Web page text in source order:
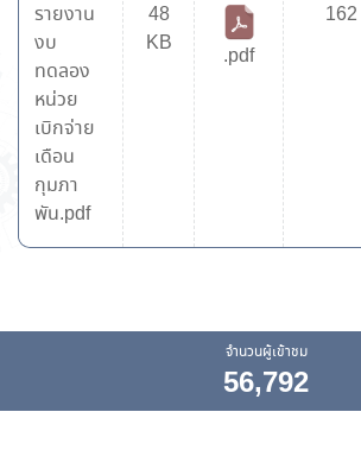
รายงาน
งบ
ทดลอง
หน่วย
เบิกจ่าย
เดือน
กุมภา
พัน.pdf
48
KB
.pdf
162
จำนวนผู้เข้าชม
56,792